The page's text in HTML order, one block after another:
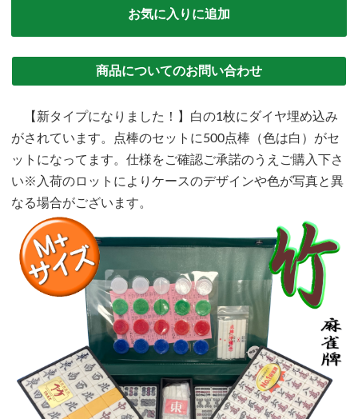
お気に入りに追加
商品についてのお問い合わせ
【新タイプになりました！】白の1枚にダイヤ埋め込み
がされています。点棒のセットに500点棒（色は白）がセ
ットになってます。仕様をご確認ご承諾のうえご購入下さ
い※入荷のロットによりケースのデザインや色が写真と異
なる場合がございます。